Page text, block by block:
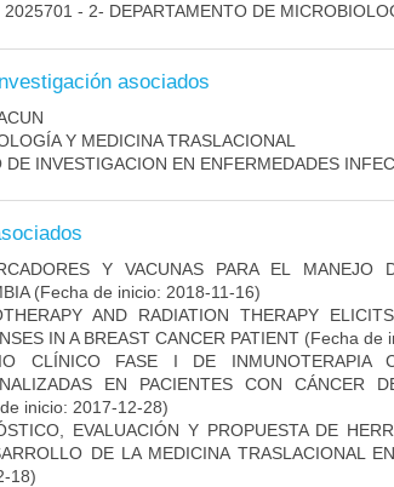
- 2- DEPARTAMENTO DE
asociados
Y MEDICINA TRASLACIONAL
DE INVESTIGACION EN ENFERMEDADES
Y VACUNAS PARA EL MANEJO
(Fecha de inicio: 2018-11-16)
AND RADIATION THERAPY
IN A BREAST CANCER PATIENT (Fecha de
CLÍNICO FASE I DE INMUNOTERAPIA
EN PACIENTES CON CÁNCER
inicio: 2017-12-28)
EVALUACIÓN Y PROPUESTA DE
DE LA MEDICINA TRASLACIONAL
18)